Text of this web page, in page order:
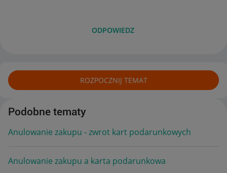
ODPOWIEDZ
ROZPOCZNIJ TEMAT
Podobne tematy
Anulowanie zakupu - zwrot kart podarunkowych
Anulowanie zakupu a karta podarunkowa